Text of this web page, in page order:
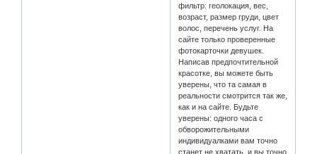
фильтр: геолокация, вес,
возраст, размер груди, цвет
волос, перечень услуг. На
сайте только проверенные
фотокарточки девушек.
Написав предпочтительной
красотке, вы можете быть
уверены, что та самая в
реальности смотрится так же,
как и на сайте. Будьте
уверены: одного часа с
обворожительными
индивидуалками вам точно
станет не хватать, и вы точно